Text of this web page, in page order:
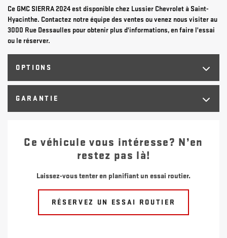
Ce GMC SIERRA 2024 est disponible chez Lussier Chevrolet à Saint-
Hyacinthe. Contactez notre équipe des ventes ou venez nous visiter au
3000 Rue Dessaulles pour obtenir plus d'informations, en faire l'essai
ou le réserver.
OPTIONS
GARANTIE
Ce véhicule vous intéresse? N’en
restez pas là!
Laissez-vous tenter en planifiant un essai routier.
RÉSERVEZ UN ESSAI ROUTIER